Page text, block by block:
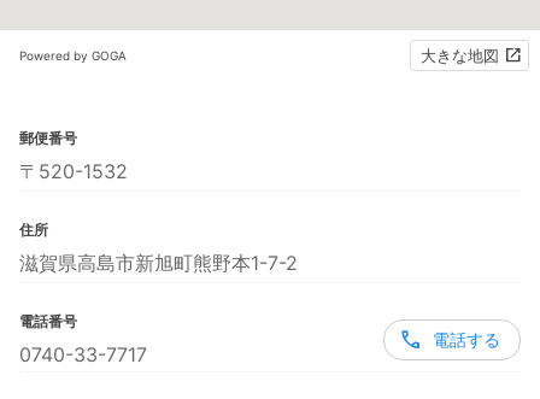
Powered by GOGA 大きな地図
郵便番号
〒520-1532
住所
滋賀県高島市新旭町熊野本1-7-2
電話番号
0740-33-7717
電話する